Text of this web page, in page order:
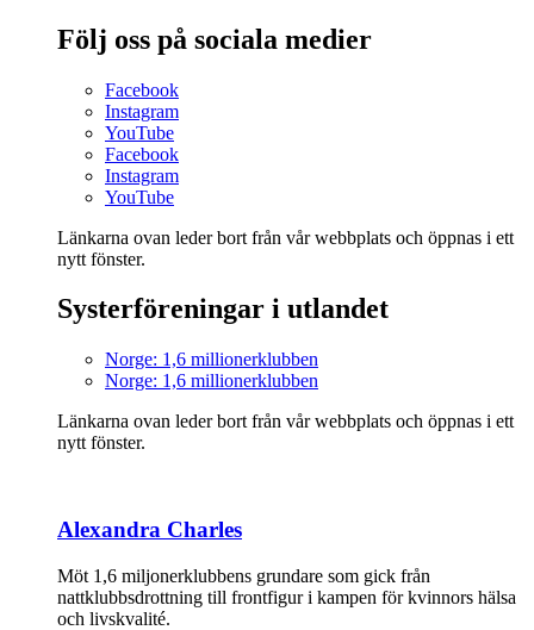
Följ oss på sociala medier
Facebook
Instagram
YouTube
Facebook
Instagram
YouTube
Länkarna ovan leder bort från vår webbplats och öppnas i ett
nytt fönster.
Systerföreningar i utlandet
Norge: 1,6 millionerklubben
Norge: 1,6 millionerklubben
Länkarna ovan leder bort från vår webbplats och öppnas i ett
nytt fönster.
Alexandra Charles
Möt 1,6 miljonerklubbens grundare som gick från
nattklubbsdrottning till frontfigur i kampen för kvinnors hälsa
och livskvalité.